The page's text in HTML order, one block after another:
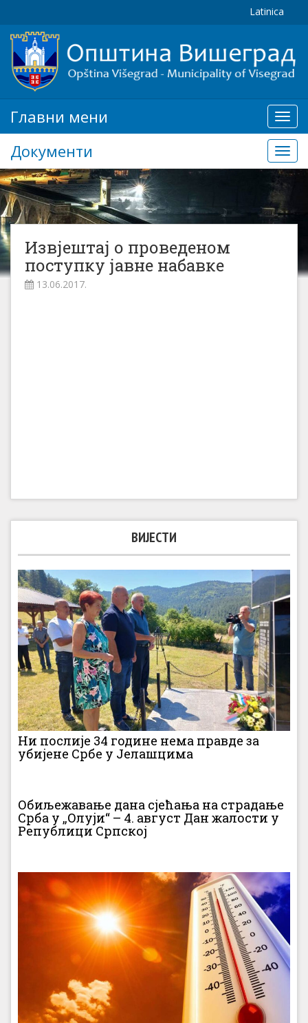
Latinica
мени
Главни мени
Документи
Извјештај о проведеном
поступку јавне набавке
13.06.2017.
ВИЈЕСТИ
Ни послије 34 године нема правде за
убијене Србе у Јелашцима
Обиљежавање дана сјећања на страдање
Срба у „Олуји“ – 4. август Дан жалости у
Републици Српској